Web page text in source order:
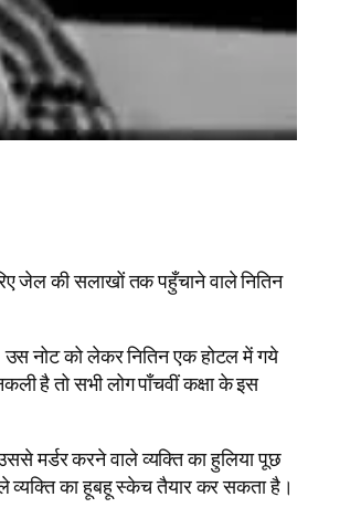
जेल की सलाखों तक पहुँचाने वाले नितिन
नोट को लेकर नितिन एक होटल में गये
है तो सभी लोग पाँचवीं कक्षा के इस
मर्डर करने वाले व्यक्ति का हुलिया पूछ
व्यक्ति का हूबहू स्केच तैयार कर सकता है।